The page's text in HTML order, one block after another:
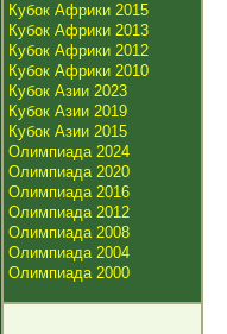
Кубок Африки 2015
Кубок Африки 2013
Кубок Африки 2012
Кубок Африки 2010
Кубок Азии 2023
Кубок Азии 2019
Кубок Азии 2015
Олимпиада 2024
Олимпиада 2020
Олимпиада 2016
Олимпиада 2012
Олимпиада 2008
Олимпиада 2004
Олимпиада 2000